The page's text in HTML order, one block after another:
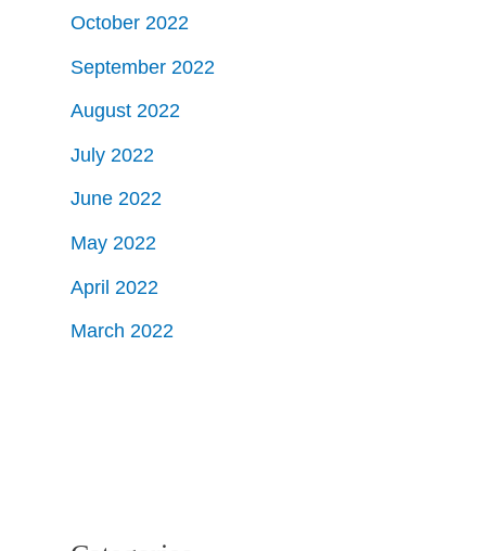
October 2022
September 2022
August 2022
July 2022
June 2022
May 2022
April 2022
March 2022